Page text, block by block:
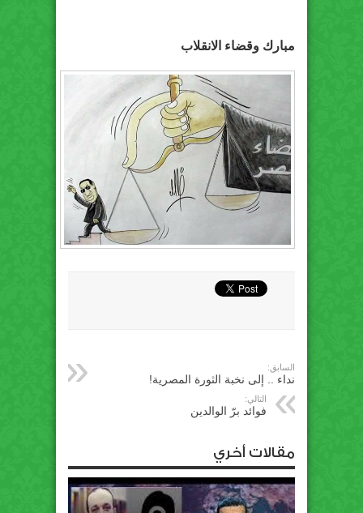
مبارك وقضاء الانقلاب
السابق:
نداء .. إلى نخبة الثورة المصرية!
التالي:
فوائد برّ الوالدين
مقالات أخري